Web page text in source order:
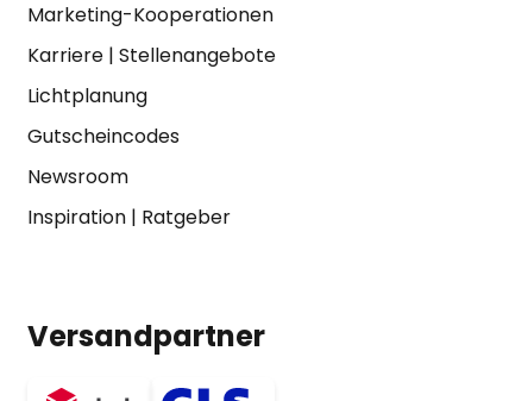
Marketing-Kooperationen
Karriere| Stellenangebote
Lichtplanung
Gutscheincodes
Newsroom
Inspiration| Ratgeber
Versandpartner